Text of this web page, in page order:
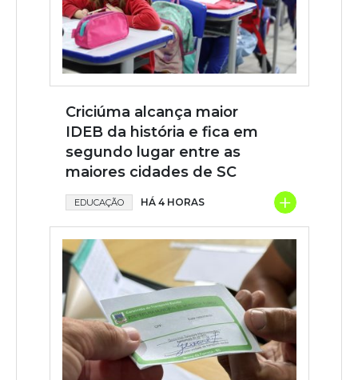
Criciúma alcança maior
IDEB da história e fica em
segundo lugar entre as
maiores cidades de SC
EDUCAÇÃO HÁ 4 HORAS +